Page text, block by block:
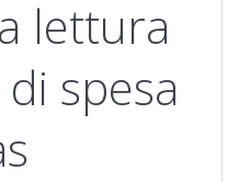
lettura
spesa